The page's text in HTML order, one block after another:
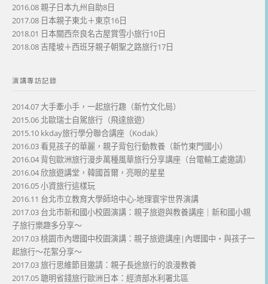
2016.08 親子日本九州自助8日
2017.08 日本親子東北＋東京16日
2018.01 日本關西奈良名古屋賞雪小旅行10日
2018.08 吉隆坡＋西班牙親子朝聖之路旅行17日
演講專訪記錄
2014.07 大手牽小手，一起旅行趣（新竹文化局）
2015.06 北歐瑞士自駕旅行（飛達旅遊）
2015.10 kkday旅行學分聯合講座（Kodak）
2016.03 看見孩子的華麗，親子背包行動教養（新竹東門國小）
2016.04 背包歐洲旅行漫步萬種風華旅行分享講座（台電輸工處邀請）
2016.04 欣旅遊講堂，韓國首爾，亮眼的星星
2016.05 小資旅行這樣玩
2016.11 台北市立教育大學師培中心-地理寰宇世界演講
2017.03 台北市新和國小校園演講：親子旅遊與教養講座｜新和國小親
子旅行樂趣多分享～
2017.03 桃園市內壢國中校園演講：親子旅遊講座|內壢國中・與孩子一
起旅行～花絮分享～
2017.03 旅行思維節目邀請：親子長途旅行的浪漫教養
2017.05 聰明省錢旅行歐洲日本：經濟部水利署北區